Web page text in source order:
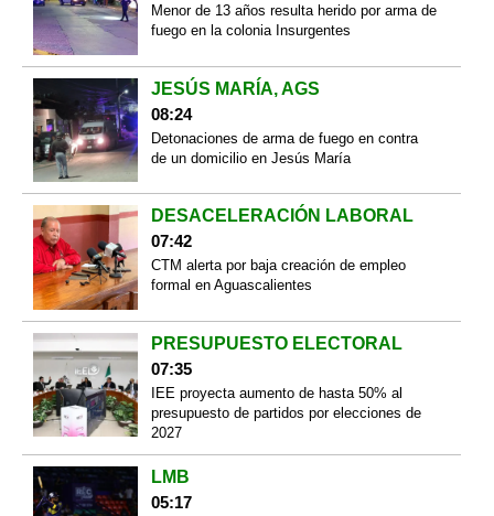
Menor de 13 años resulta herido por arma de
fuego en la colonia Insurgentes
JESÚS MARÍA, AGS
08:24
Detonaciones de arma de fuego en contra
de un domicilio en Jesús María
DESACELERACIÓN LABORAL
07:42
CTM alerta por baja creación de empleo
formal en Aguascalientes
PRESUPUESTO ELECTORAL
07:35
IEE proyecta aumento de hasta 50% al
presupuesto de partidos por elecciones de
2027
LMB
05:17